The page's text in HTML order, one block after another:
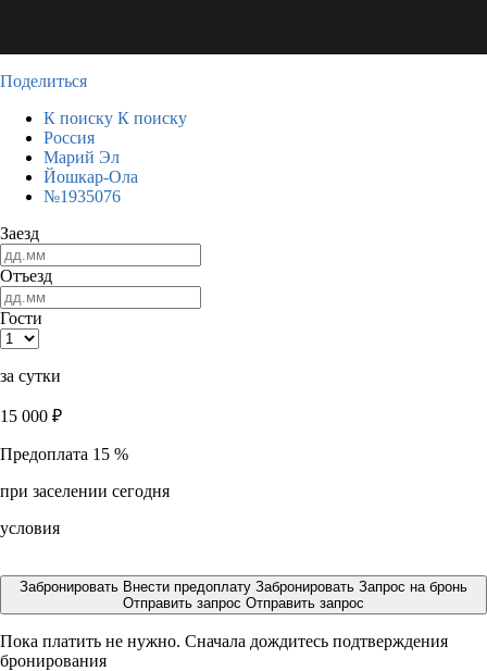
Поделиться
К поиску К поиску
Россия
Марий Эл
Йошкар-Ола
№1935076
Заезд
Отъезд
Гости
за сутки
15 000 ₽
Предоплата 15 %
при заселении сегодня
условия
Забронировать Внести предоплату Забронировать Запрос на бронь
Отправить запрос Отправить запрос
Пока платить не нужно. Сначала дождитесь подтверждения
бронирования